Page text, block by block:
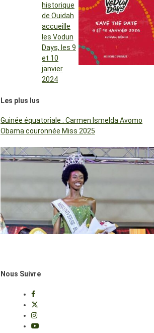
historique
de Ouidah
accueille
les Vodun
Days, les 9
et 10
janvier
2024
Les plus lus
Guinée équatoriale : Carmen Ismelda Avomo
Obama couronnée Miss 2025
Nous Suivre